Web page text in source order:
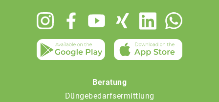
Beratung
Düngebedarfsermittlung